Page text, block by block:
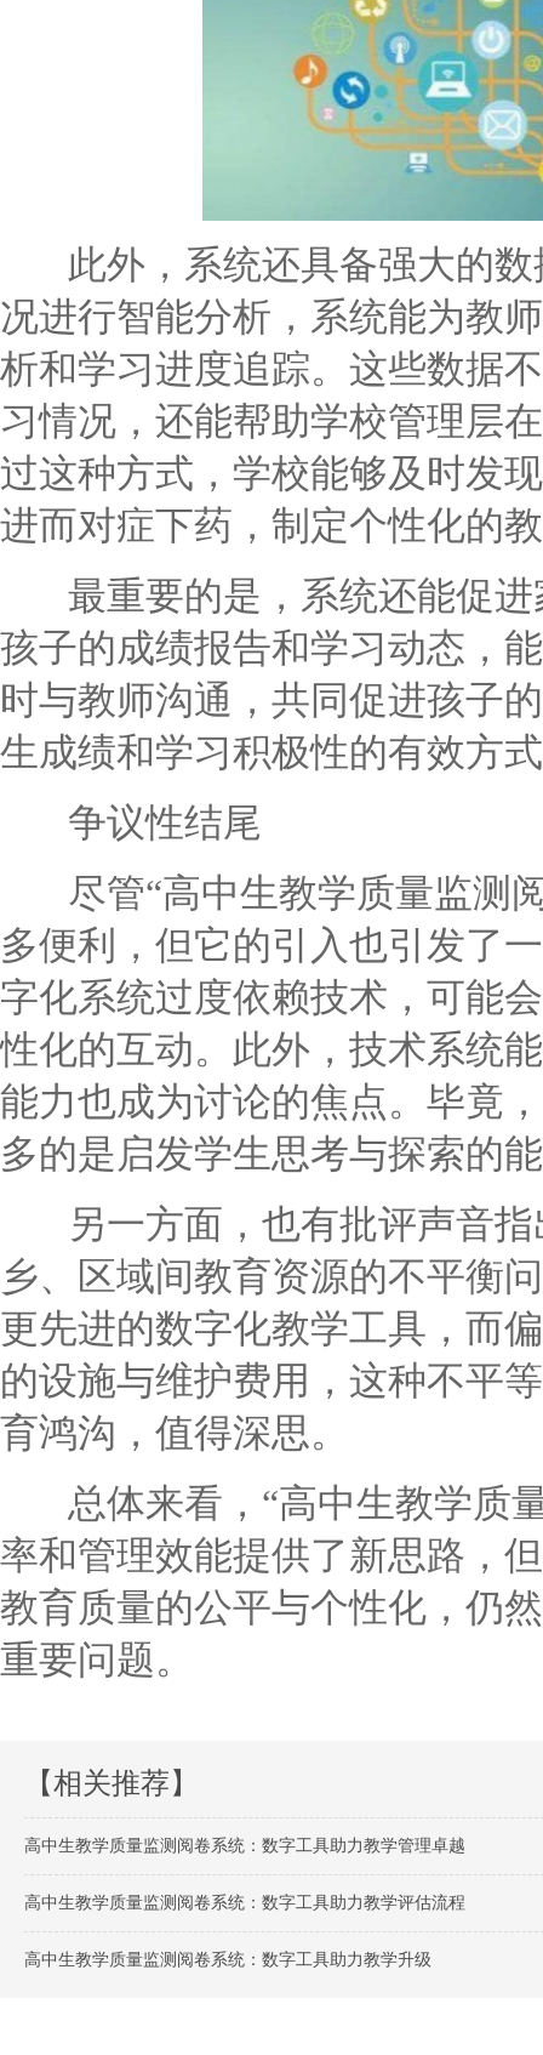
此外，系统还具备强大的数
况进行智能分析，系统能为教
析和学习进度追踪。这些数据
习情况，还能帮助学校管理层
过这种方式，学校能够及时发
进而对症下药，制定个性化的
最重要的是，系统还能促进
孩子的成绩报告和学习动态，
时与教师沟通，共同促进孩子
生成绩和学习积极性的有效方
争议性结尾
尽管“高中生教学质量监测
多便利，但它的引入也引发了
字化系统过度依赖技术，可能
性化的互动。此外，技术系统
能力也成为讨论的焦点。毕竟
多的是启发学生思考与探索的
另一方面，也有批评声音指
乡、区域间教育资源的不平衡
更先进的数字化教学工具，而
的设施与维护费用，这种不平
育鸿沟，值得深思。
总体来看，“高中生教学质
率和管理效能提供了新思路，
教育质量的公平与个性化，仍
重要问题。
【相关推荐】
高中生教学质量监测阅卷系统：数字工具助力教学管理卓越
高中生教学质量监测阅卷系统：数字工具助力教学评估流程
高中生教学质量监测阅卷系统：数字工具助力教学升级